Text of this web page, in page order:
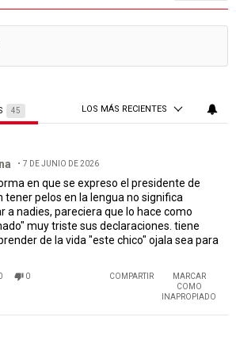
45 LOS MÁS RECIENTES
7 DE JUNIO DE 2026
en que se expreso el presidente de
tener pelos en la lengua no significa
a nadies, pareciera que lo hace como
muy triste sus declaraciones. tiene
de la vida "este chico" ojala sea para
0 COMPARTIR
MARCAR
COMO
INAPROPIADO